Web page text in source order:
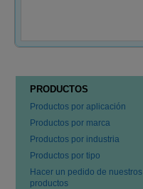
PRODUCTOS
Productos por aplicación
Productos por marca
Productos por industria
Productos por tipo
Hacer un pedido de nuestros
productos